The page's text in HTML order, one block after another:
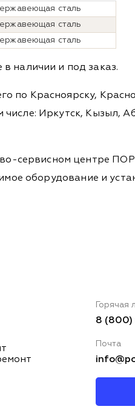
сталь
сталь
сталь
наличии и под заказ.
по Красноярску,
Иркутск, Кызыл,
сервисном центре
оборудование и
Горячая
8 (800)
Почта